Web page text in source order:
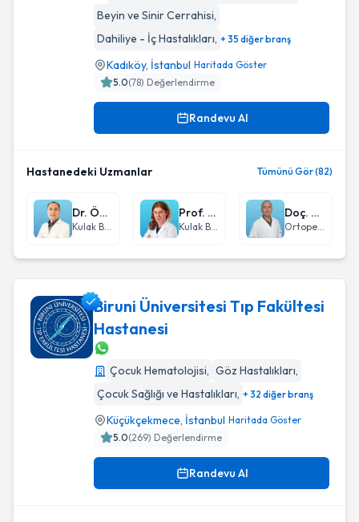
Beyin ve Sinir Cerrahisi,
Dahiliye - İç Hastalıkları, + 35 diğer branş
Kadıköy, İstanbul Haritada Göster
5.0(78) Değerlendirme
Randevu Al
Hastanedeki Uzmanlar Tümünü Gör (82)
Dr. Öğr. Üyesi Hilmi Cem Kaya
Kulak Burun Boğaz hastalıkları - KBB
Prof. Dr. Hüseyin Seven
Kulak Burun Boğaz hastalıkları - KBB
Doç. Dr. Mustafa Şahin
Ortopedi ve Travmatoloji
Biruni Üniversitesi Tıp Fakültesi Hastanesi
Biruni Üniversitesi Tıp Fakültesi
Hastanesi
Çocuk Hematolojisi, Göz Hastalıkları,
Çocuk Sağlığı ve Hastalıkları, + 32 diğer branş
Küçükçekmece, İstanbul Haritada Göster
5.0(269) Değerlendirme
Randevu Al